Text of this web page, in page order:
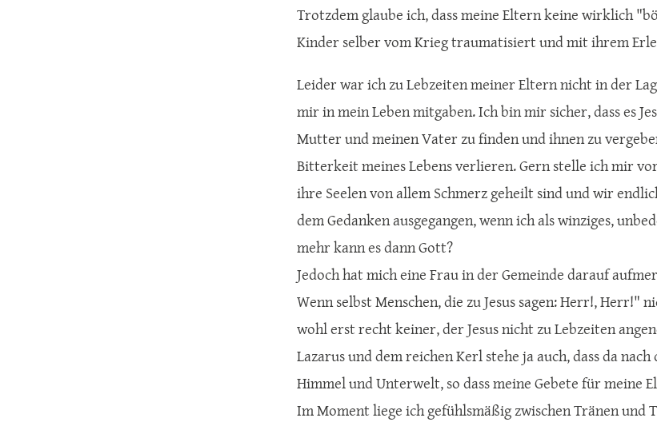
Trotzdem glaube ich, dass meine Eltern keine wirklich
Kinder selber vom Krieg traumatisiert und mit ihrem
Leider war ich zu Lebzeiten meiner Eltern nicht in der
mir in mein Leben mitgaben. Ich bin mir sicher, dass es
Mutter und meinen Vater zu finden und ihnen zu
Bitterkeit meines Lebens verlieren. Gern stelle ich mir
ihre Seelen von allem Schmerz geheilt sind und wir
dem Gedanken ausgegangen, wenn ich als winziges,
mehr kann es dann Gott?
Jedoch hat mich eine Frau in der Gemeinde darauf
Wenn selbst Menschen, die zu Jesus sagen: Herr!,
wohl erst recht keiner, der Jesus nicht zu Lebzeiten
Lazarus und dem reichen Kerl stehe ja auch, dass da
Himmel und Unterwelt, so dass meine Gebete für
Im Moment liege ich gefühlsmäßig zwischen Tränen